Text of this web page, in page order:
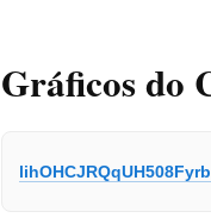
Gráficos do